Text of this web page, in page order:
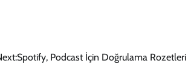
Spotify, Podcast İçin Doğrulama Rozetleri